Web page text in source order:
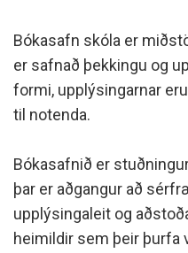
Bókasafn skóla er
er safnað þekkingu og
formi, upplýsingarnar
til notenda.
Bókasafnið er
þar er aðgangur að
upplýsingaleit og
heimildir sem þeir þurfa